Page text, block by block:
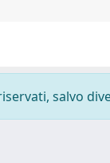
salvo